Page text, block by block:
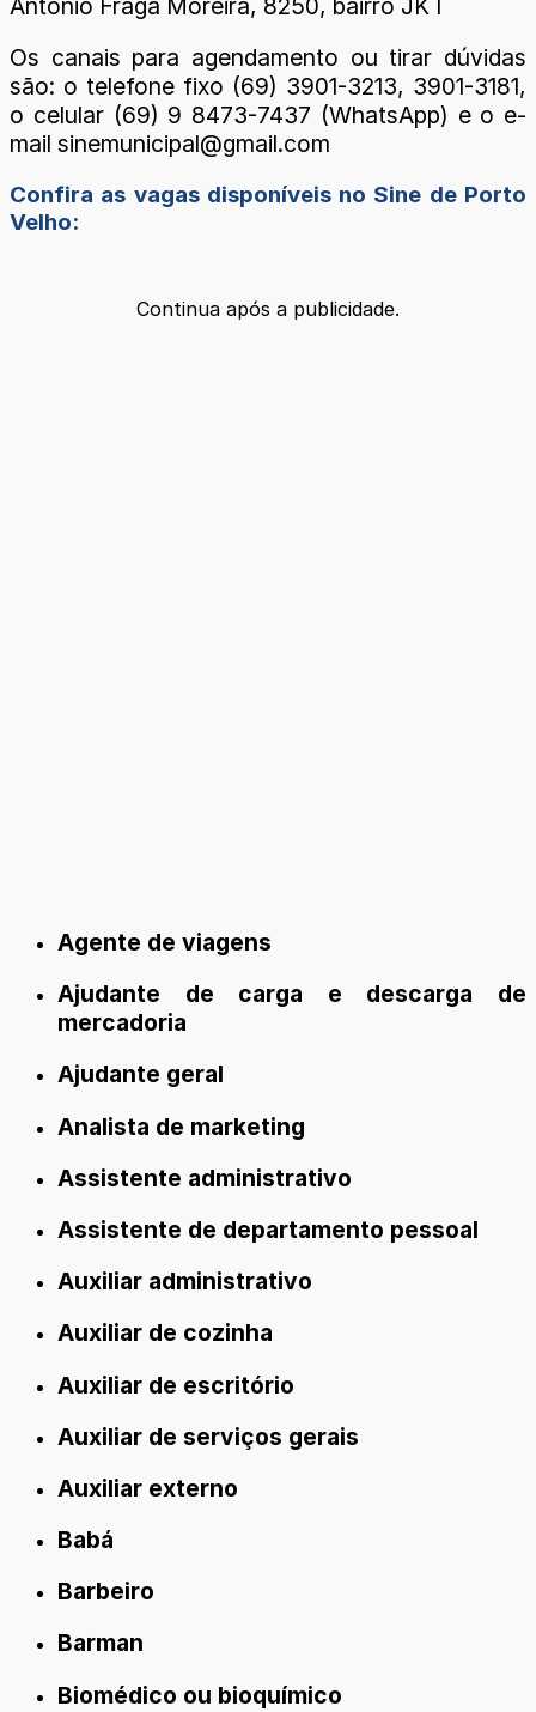
Os canais para agendamento ou tirar dúvidas
são: o telefone fixo (69) 3901-3213, 3901-3181,
o celular (69) 9 8473-7437 (WhatsApp) e o e-
mail sinemunicipal@gmail.com
Confira as vagas disponíveis no Sine de Porto
Velho:
Continua após a publicidade.
Agente de viagens
Ajudante de carga e descarga de
mercadoria
Ajudante geral
Analista de marketing
Assistente administrativo
Assistente de departamento pessoal
Auxiliar administrativo
Auxiliar de cozinha
Auxiliar de escritório
Auxiliar de serviços gerais
Auxiliar externo
Babá
Barbeiro
Barman
Biomédico ou bioquímico